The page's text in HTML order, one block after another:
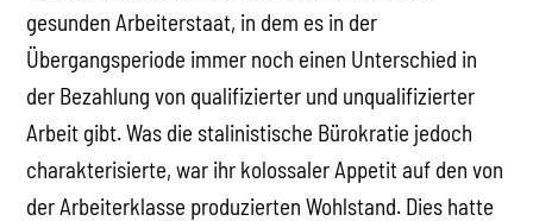
gesunden Arbeiterstaat, in dem es in der
Übergangsperiode immer noch einen Unterschied in
der Bezahlung von qualifizierter und unqualifizierter
Arbeit gibt. Was die stalinistische Bürokratie jedoch
charakterisierte, war ihr kolossaler Appetit auf den von
der Arbeiterklasse produzierten Wohlstand. Dies hatte